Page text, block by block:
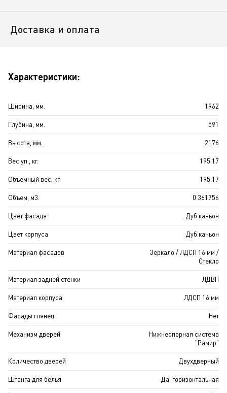
Доставка и оплата
Характеристики:
Ширина, мм. 1962
Глубина, мм. 591
Высота, мм. 2176
Вес уп., кг. 195.17
Объемный вес, кг. 195.17
Объем, м3. 0.361756
Цвет фасада Дуб каньон
Цвет корпуса Дуб каньон
Материал фасадов
Зеркало / ЛДСП 16 мм /
Стекло
Материал задней стенки ЛДВП
Материал корпуса ЛДСП 16 мм
Фасады глянец Нет
Механизм дверей
Нижнеопорная система
"Рамир"
Количество дверей Двухдверный
Штанга для белья Да, горизонтальная